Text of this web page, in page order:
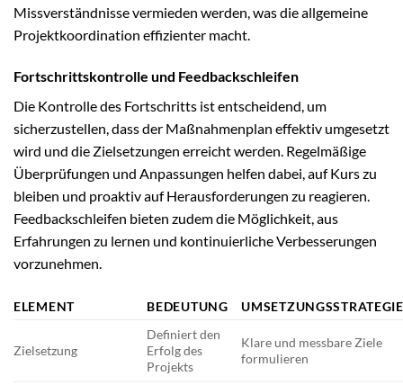
Missverständnisse vermieden werden, was die allgemeine
Projektkoordination effizienter macht.
Fortschrittskontrolle und Feedbackschleifen
Die Kontrolle des Fortschritts ist entscheidend, um
sicherzustellen, dass der Maßnahmenplan effektiv umgesetzt
wird und die Zielsetzungen erreicht werden. Regelmäßige
Überprüfungen und Anpassungen helfen dabei, auf Kurs zu
bleiben und proaktiv auf Herausforderungen zu reagieren.
Feedbackschleifen bieten zudem die Möglichkeit, aus
Erfahrungen zu lernen und kontinuierliche Verbesserungen
vorzunehmen.
ELEMENT BEDEUTUNG UMSETZUNGSSTRATEGIE
Zielsetzung
Definiert den
Erfolg des
Projekts
Klare und messbare Ziele
formulieren